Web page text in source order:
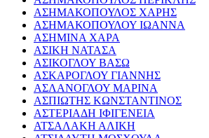
ΑΣΗΜΑΚΟΠΟΥΛΟΣ ΧΑΡΗΣ
ΑΣΗΜΑΚΟΠΟΥΛΟΥ ΙΩΑΝΝΑ
ΑΣΗΜΙΝΑ ΧΑΡΑ
ΑΣΙΚΗ ΝΑΤΑΣΑ
ΑΣΙΚΟΓΛΟΥ ΒΑΣΩ
ΑΣΚΑΡΟΓΛΟΥ ΓΙΑΝΝΗΣ
ΑΣΛΑΝΟΓΛΟΥ ΜΑΡΙΝΑ
ΑΣΠΙΩΤΗΣ ΚΩΝΣΤΑΝΤΙΝΟΣ
ΑΣΤΕΡΙΑΔΗ ΙΦΙΓΕΝΕΙΑ
ΑΤΣΑΛΑΚΗ ΑΛΙΚΗ